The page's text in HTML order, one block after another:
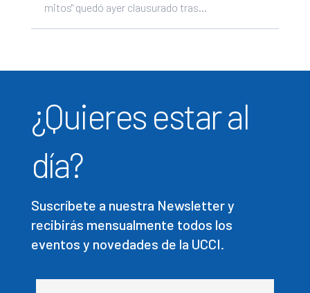
mitos" quedó ayer clausurado tras...
¿Quieres estar al
día?
Suscríbete a nuestra Newsletter y
recibirás mensualmente todos los
eventos y novedades de la UCCI.